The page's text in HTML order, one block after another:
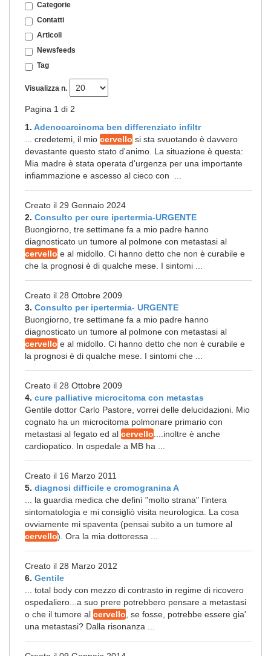
Categorie
Contatti
Articoli
Newsfeeds
Tag
Visualizza n.
Pagina 1 di 2
1. Adenocarcinoma ben differenziato infiltr
... credetemi, il mio cervello si sta svuotando è davvero
devastante questo stato d'animo. La situazione è questa:
Mia madre è stata operata d'urgenza per una importante
infiammazione e ascesso al cieco con ...
Creato il 29 Gennaio 2024
2. Consulto per cure ipertermia-URGENTE
Buongiorno, tre settimane fa a mio padre hanno
diagnosticato un tumore al polmone con metastasi al
cervello e al midollo. Ci hanno detto che non è curabile e
che la prognosi è di qualche mese. I sintomi ...
Creato il 28 Ottobre 2009
3. Consulto per ipertermia- URGENTE
Buongiorno, tre settimane fa a mio padre hanno
diagnosticato un tumore al polmone con metastasi al
cervello e al midollo. Ci hanno detto che non è curabile e
la prognosi è di qualche mese. I sintomi che ...
Creato il 28 Ottobre 2009
4. cure palliative microcitoma con metastas
Gentile dottor Carlo Pastore, vorrei delle delucidazioni. Mio
cognato ha un microcitoma polmonare primario con
metastasi al fegato ed al cervello ....inoltre è anche
cardiopatico. In ospedale a MB ha ...
Creato il 16 Marzo 2011
5. diagnosi difficile e cromogranina A
... la guardia medica che definì "molto strana" l'intera
sintomatologia e mi consigliò visita neurologica. La cosa
ovviamente mi spaventa (pensai subito a un tumore al
cervello). Ora la mia dottoressa ...
Creato il 28 Marzo 2012
6. Gentile
... total body con mezzo di contrasto in regime di ricovero
ospedaliero...a suo prere potrebbero pensare a metastasi
o che il tumore al cervello , se fosse, potrebbe essere gia'
una metastasi? Dalla risonanza ...